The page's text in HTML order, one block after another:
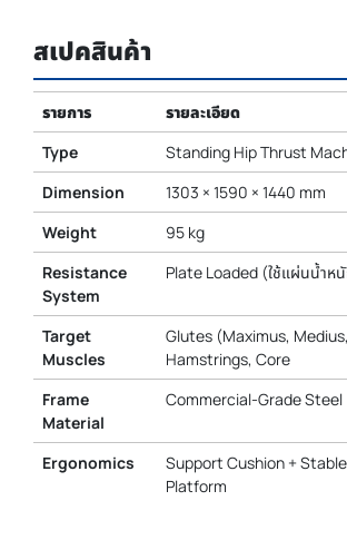
สเปคสินค้า
รายการ
รายละเอียด
Type
Standing Hip Thrust
Dimension
1303 × 1590 × 1440 mm
Weight
95 kg
Resistance
System
Plate Loaded (ใช้แผ่นน้ำห
Target
Muscles
Glutes (Maximus,
Hamstrings, Core
Frame
Material
Commercial-Grade Steel
Ergonomics
Support Cushion +
Platform